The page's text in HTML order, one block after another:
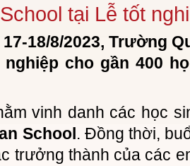
School tại Lễ tốt
18/8/2023, Trường
cho gần 400
vinh danh các học
School . Đồng thời,
trưởng thành của các